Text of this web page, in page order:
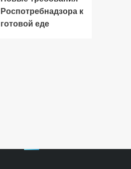
Роспотребнадзора к
готовой еде